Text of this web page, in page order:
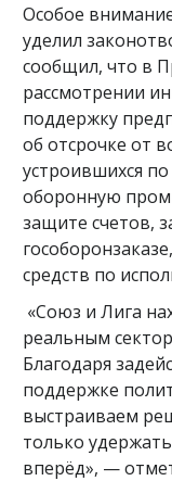
Особое
уделил
сообщил, что в
рассмотрении
поддержку
об отсрочке от
устроившихся
оборонную
защите счетов,
средств по
«Союз и Лига
реальным
Благодаря
поддержке
выстраиваем
только
вперёд», —